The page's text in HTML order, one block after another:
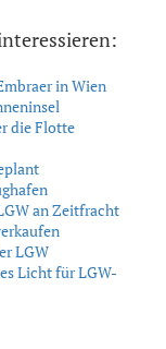
in Wien
die Flotte
an Zeitfracht
LGW
Licht für LGW-